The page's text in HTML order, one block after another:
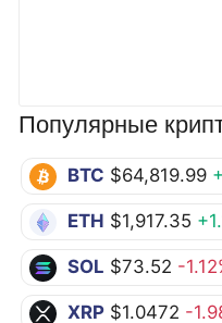
Популярные
BTC $64,819.99
ETH $1,917.35
SOL $73.52 -
XRP $1.0472 -